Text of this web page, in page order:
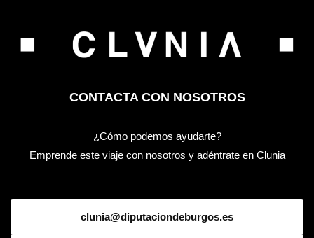
CONTACTA CON NOSOTROS
¿Cómo podemos ayudarte?
Emprende este viaje con nosotros y adéntrate en Clunia
clunia@diputaciondeburgos.es